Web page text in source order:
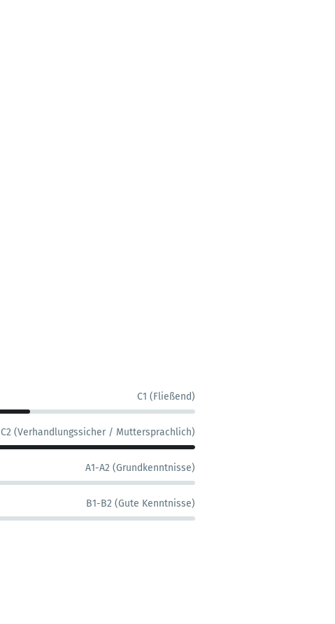
C1 (Fließend)
C2 (Verhandlungssicher / Muttersprachlich)
A1-A2 (Grundkenntnisse)
B1-B2 (Gute Kenntnisse)